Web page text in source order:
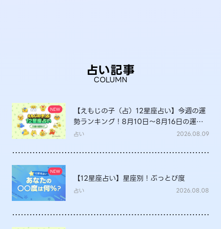
占い記事
COLUMN
【えもじの子（占）12星座占い】今週の運
勢ランキング！8月10日～8月16日の運勢
は？
占い 2026.08.09
【12星座占い】星座別！ぶっとび度
占い 2026.08.08